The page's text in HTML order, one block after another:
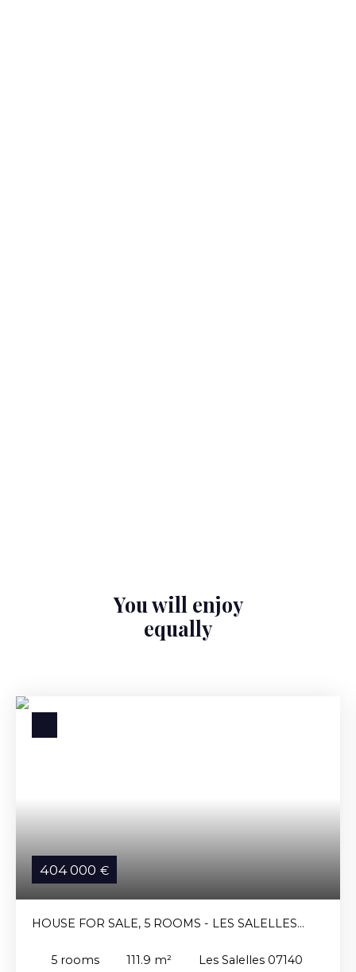
You will enjoy
equally
404 000 €
HOUSE FOR SALE, 5 ROOMS - LES SALELLES
5 rooms 111.9 m² Les Salelles 07140